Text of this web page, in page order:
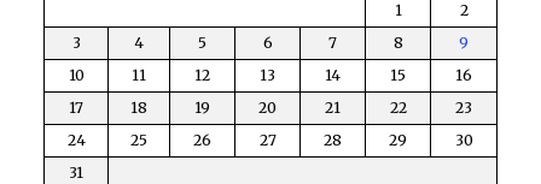
1
2
3
4 5 6 7 8
9
10
11 12 13 14 15
16
17
18 19 20 21 22
23
24
25 26 27 28 29
30
31